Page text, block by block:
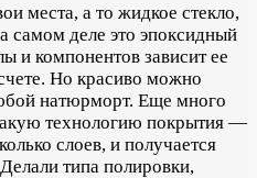
места, а то жидкое стекло,
самом деле это эпоксидный
и компонентов зависит ее
Но красиво можно
натюрморт. Еще много
технологию покрытия —
слоев, и получается
типа полировки,